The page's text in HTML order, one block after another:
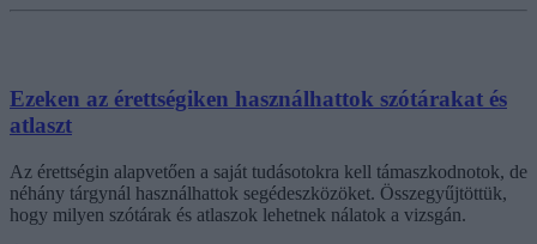
Ezeken az érettségiken használhattok szótárakat és
atlaszt
Az érettségin alapvetően a saját tudásotokra kell támaszkodnotok, de
néhány tárgynál használhattok segédeszközöket. Összegyűjtöttük,
hogy milyen szótárak és atlaszok lehetnek nálatok a vizsgán.